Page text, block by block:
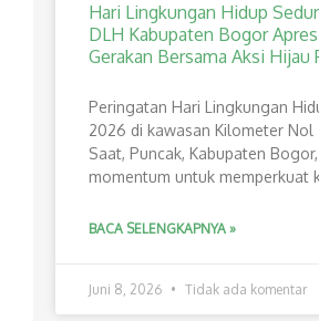
Hari Lingkungan Hidup
DLH Kabupaten Bogor
Gerakan Bersama Aksi Hijau
Peringatan Hari Lingkungan
2026 di kawasan Kilometer Nol
Saat, Puncak, Kabupaten
momentum untuk memperkuat
BACA SELENGKAPNYA »
Juni 8, 2026 Tidak ada komentar